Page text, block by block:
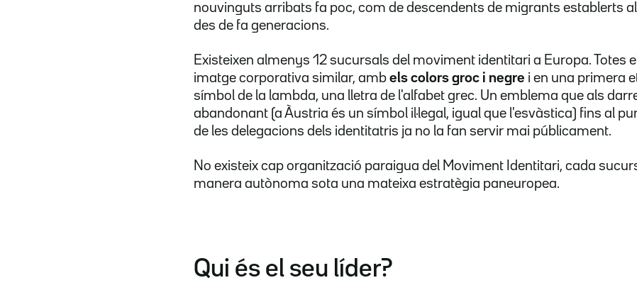
nouvinguts arribats fa poc, com de descendents de migrants establerts
des de fa generacions.
Existeixen almenys 12 sucursals del moviment identitari a Europa. Totes
imatge corporativa similar, amb els colors groc i negre i en una primera
símbol de la lambda, una lletra de l'alfabet grec. Un emblema que als
abandonant (a Àustria és un símbol il·legal, igual que l'esvàstica) fins al
de les delegacions dels identitatris ja no la fan servir mai públicament.
No existeix cap organització paraigua del Moviment Identitari, cada
manera autònoma sota una mateixa estratègia paneuropea.
Qui és el seu líder?